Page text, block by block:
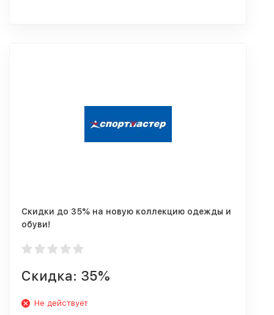
Скидки до 35% на новую коллекцию одежды и
обуви!
Скидка: 35%
Не действует